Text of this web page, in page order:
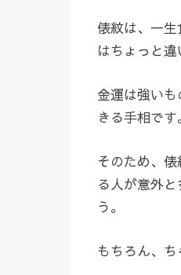
俵紋は、一
はちょっと違
金運は強い
きる手相です。
そのため、
る人が意外
う。
もちろん、